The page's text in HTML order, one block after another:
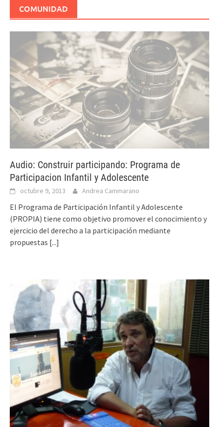
COMUNIDAD
Audio: Construir participando: Programa de
Participacion Infantil y Adolescente
octubre 9, 2013 Andrea Cammarano
El Programa de Participación Infantil y Adolescente
(PROPIA) tiene como objetivo promover el conocimiento y
ejercicio del derecho a la participación mediante
propuestas [...]